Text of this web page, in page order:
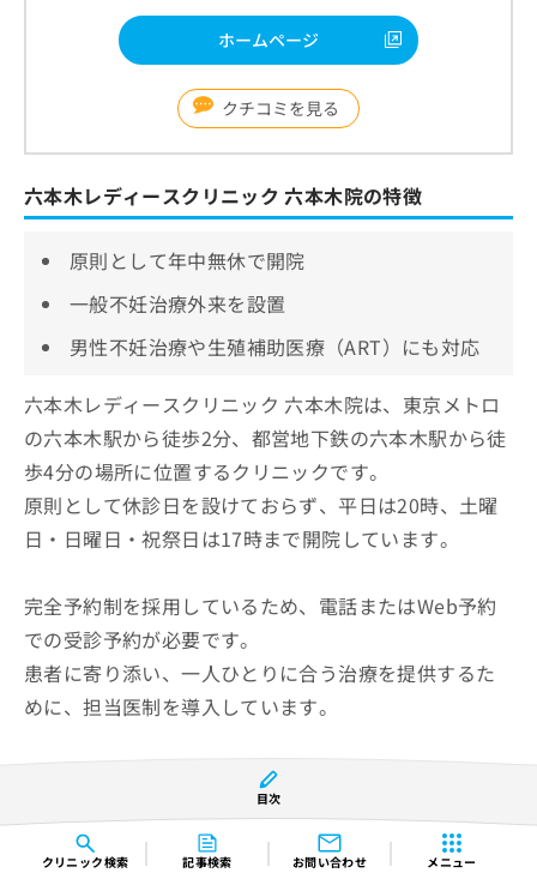
クリニック検索 記事検索 お問い合わせ メニュー
ホームページ
クチコミを見る
六本木レディースクリニック 六本木院の特徴
原則として年中無休で開院
一般不妊治療外来を設置
男性不妊治療や生殖補助医療（ART）にも対応
六本木レディースクリニック 六本木院は、東京メトロ
の六本木駅から徒歩2分、都営地下鉄の六本木駅から徒
歩4分の場所に位置するクリニックです。
原則として休診日を設けておらず、平日は20時、土曜
日・日曜日・祝祭日は17時まで開院しています。
完全予約制を採用しているため、電話またはWeb予約
での受診予約が必要です。
患者に寄り添い、一人ひとりに合う治療を提供するた
めに、担当医制を導入しています。
クリニックでは、不妊に悩む方に向けた一般不妊治療
基本的にはタイミング法からスタートし、12カ月程度
経過した時点で妊娠に至らなかった場合は、次のステ
目次